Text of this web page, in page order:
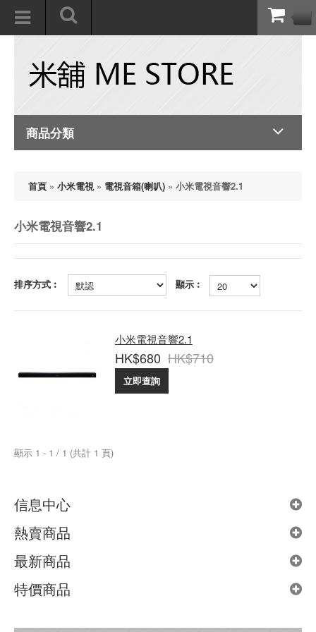
商品分類
首頁 » 小米電視» 電視音箱(喇叭) » 小米電視音響2.1
小米電視音響2.1
排序方式︰ 顯示︰
小米電視音響2.1
HK$680 HK$710
立即查詢
顯示 1 - 1 / 1 (共計 1 頁)
信息中心
熱賣商品
最新商品
特價商品